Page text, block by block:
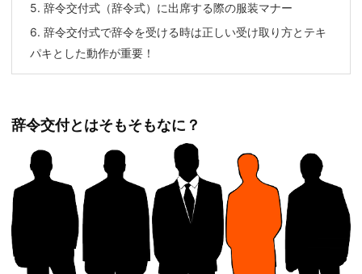
5. 辞令交付式（辞令式）に出席する際の服装マナー
6. 辞令交付式で辞令を受ける時は正しい受け取り方とテキ
パキとした動作が重要！
辞令交付とはそもそもなに？